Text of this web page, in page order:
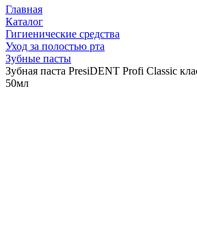
Главная
Каталог
Гигиенические средства
Уход за полостью рта
Зубные пасты
Зубная паста PresiDENT Profi Classic
50мл